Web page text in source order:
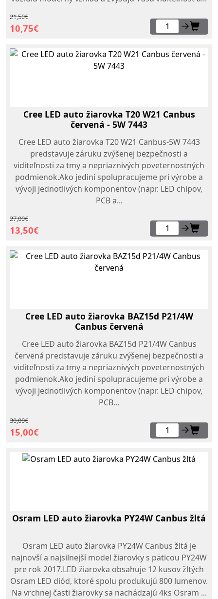
21,50€
10,75€ →
Cree LED auto žiarovka T20 W21 Canbus
červená - 5W 7443
Cree LED auto žiarovka T20 W21 Canbus-5W 7443
predstavuje záruku zvýšenej bezpečnosti a
viditeľnosti za tmy a nepriaznivých poveternostných
podmienok.Ako jediní spolupracujeme pri výrobe a
vývoji jednotlivých komponentov (napr. LED chipov,
PCB a...
27,00€
13,50€ →
Cree LED auto žiarovka BAZ15d P21/4W
Canbus červená
Cree LED auto žiarovka BAZ15d P21/4W Canbus
červená predstavuje záruku zvýšenej bezpečnosti a
viditeľnosti za tmy a nepriaznivých poveternostných
podmienok.Ako jediní spolupracujeme pri výrobe a
vývoji jednotlivých komponentov (napr. LED chipov,
PCB...
30,00€
15,00€ →
Osram LED auto žiarovka PY24W Canbus žltá
Osram LED auto žiarovka PY24W Canbus žltá je
najnovší a najsilnejší model žiarovky s päticou PY24W
pre rok 2017.LED žiarovka obsahuje 12 kusov žltých
Osram LED diód, ktoré spolu produkujú 800 lumenov.
Na vrchnej časti žiarovky sa nachádzajú 4ks Osram ...